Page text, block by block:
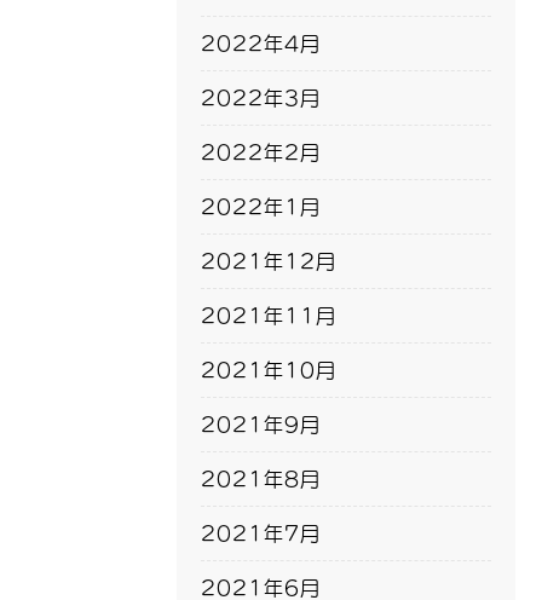
2022年4月
2022年3月
2022年2月
2022年1月
2021年12月
2021年11月
2021年10月
2021年9月
2021年8月
2021年7月
2021年6月